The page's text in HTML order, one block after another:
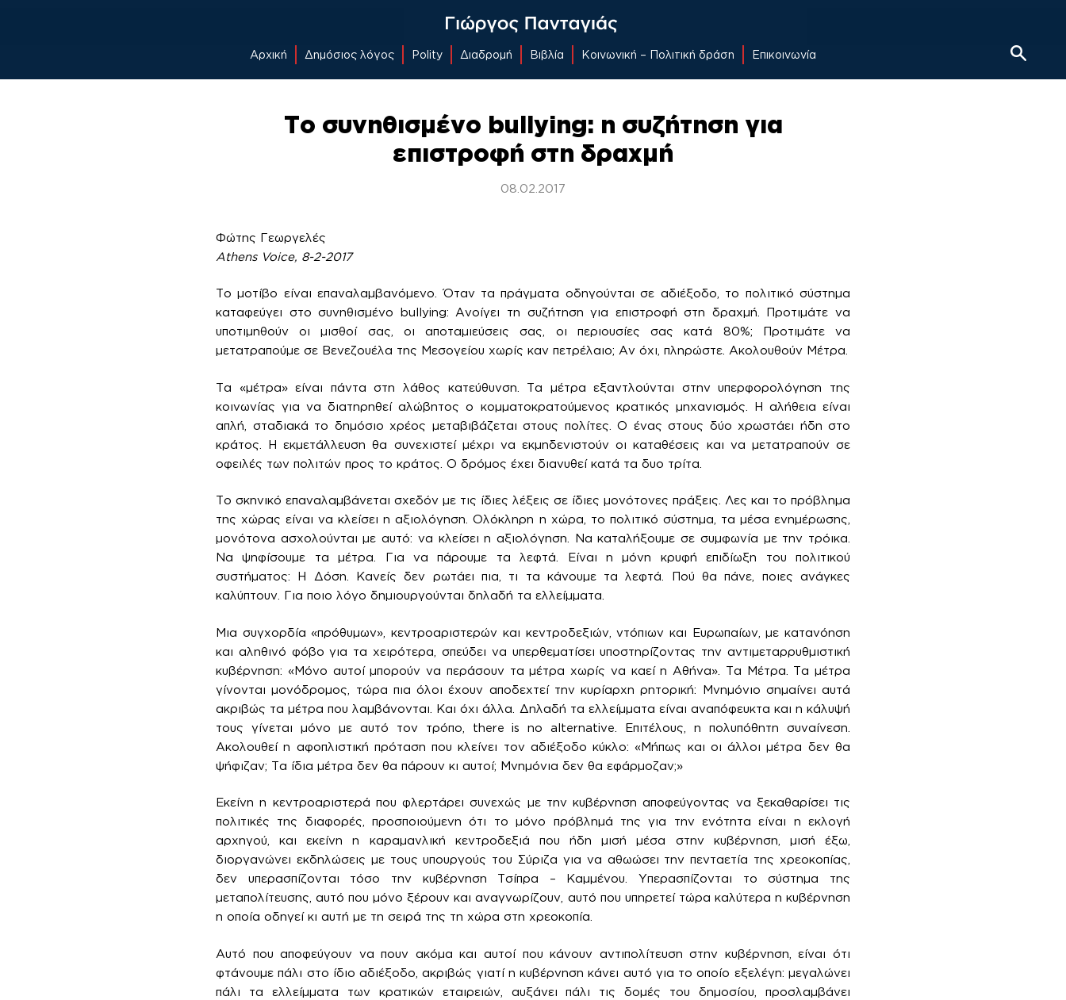
Αρχική Δημόσιος λόγος Polity Διαδρομή Βιβλία Κοινωνική – Πολιτική δράση Επικοινωνία
Το συνηθισμένο bullying: η συζήτηση για
επιστροφή στη δραχμή
08.02.2017
Φώτης Γεωργελές
Athens Voice, 8-2-2017
Το μοτίβο είναι επαναλαμβανόμενο. Όταν τα πράγματα οδηγούνται σε αδιέξοδο, το πολιτικό σύστημα
καταφεύγει στο συνηθισμένο bullying: Ανοίγει τη συζήτηση για επιστροφή στη δραχμή. Προτιμάτε να
υποτιμηθούν οι μισθοί σας, οι αποταμιεύσεις σας, οι περιουσίες σας κατά 80%; Προτιμάτε να
μετατραπούμε σε Βενεζουέλα της Μεσογείου χωρίς καν πετρέλαιο; Αν όχι, πληρώστε. Ακολουθούν Μέτρα.
Τα «μέτρα» είναι πάντα στη λάθος κατεύθυνση. Τα μέτρα εξαντλούνται στην υπερφορολόγηση της
κοινωνίας για να διατηρηθεί αλώβητος ο κομματοκρατούμενος κρατικός μηχανισμός. Η αλήθεια είναι
απλή, σταδιακά το δημόσιο χρέος μεταβιβάζεται στους πολίτες. Ο ένας στους δύο χρωστάει ήδη στο
κράτος. Η εκμετάλλευση θα συνεχιστεί μέχρι να εκμηδενιστούν οι καταθέσεις και να μετατραπούν σε
οφειλές των πολιτών προς το κράτος. Ο δρόμος έχει διανυθεί κατά τα δυο τρίτα.
Το σκηνικό επαναλαμβάνεται σχεδόν με τις ίδιες λέξεις σε ίδιες μονότονες πράξεις. Λες και το πρόβλημα
της χώρας είναι να κλείσει η αξιολόγηση. Ολόκληρη η χώρα, το πολιτικό σύστημα, τα μέσα ενημέρωσης,
μονότονα ασχολούνται με αυτό: να κλείσει η αξιολόγηση. Να καταλήξουμε σε συμφωνία με την τρόικα.
Να ψηφίσουμε τα μέτρα. Για να πάρουμε τα λεφτά. Είναι η μόνη κρυφή επιδίωξη του πολιτικού
συστήματος: Η Δόση. Κανείς δεν ρωτάει πια, τι τα κάνουμε τα λεφτά. Πού θα πάνε, ποιες ανάγκες
καλύπτουν. Για ποιο λόγο δημιουργούνται δηλαδή τα ελλείμματα.
Μια συγχορδία «πρόθυμων», κεντροαριστερών και κεντροδεξιών, ντόπιων και Ευρωπαίων, με κατανόηση
και αληθινό φόβο για τα χειρότερα, σπεύδει να υπερθεματίσει υποστηρίζοντας την αντιμεταρρυθμιστική
κυβέρνηση: «Μόνο αυτοί μπορούν να περάσουν τα μέτρα χωρίς να καεί η Αθήνα». Τα Μέτρα. Τα μέτρα
γίνονται μονόδρομος, τώρα πια όλοι έχουν αποδεχτεί την κυρίαρχη ρητορική: Μνημόνιο σημαίνει αυτά
ακριβώς τα μέτρα που λαμβάνονται. Και όχι άλλα. Δηλαδή τα ελλείμματα είναι αναπόφευκτα και η κάλυψή
τους γίνεται μόνο με αυτό τον τρόπο, there is no alternative. Επιτέλους, η πολυπόθητη συναίνεση.
Ακολουθεί η αφοπλιστική πρόταση που κλείνει τον αδιέξοδο κύκλο: «Μήπως και οι άλλοι μέτρα δεν θα
ψήφιζαν; Τα ίδια μέτρα δεν θα πάρουν κι αυτοί; Μνημόνια δεν θα εφάρμοζαν;»
Εκείνη η κεντροαριστερά που φλερτάρει συνεχώς με την κυβέρνηση αποφεύγοντας να ξεκαθαρίσει τις
πολιτικές της διαφορές, προσποιούμενη ότι το μόνο πρόβλημά της για την ενότητα είναι η εκλογή
αρχηγού, και εκείνη η καραμανλική κεντροδεξιά που ήδη μισή μέσα στην κυβέρνηση, μισή έξω,
διοργανώνει εκδηλώσεις με τους υπουργούς του Σύριζα για να αθωώσει την πενταετία της χρεοκοπίας,
δεν υπερασπίζονται τόσο την κυβέρνηση Τσίπρα – Καμμένου. Υπερασπίζονται το σύστημα της
μεταπολίτευσης, αυτό που μόνο ξέρουν και αναγνωρίζουν, αυτό που υπηρετεί τώρα καλύτερα η κυβέρνηση
η οποία οδηγεί κι αυτή με τη σειρά της τη χώρα στη χρεοκοπία.
Αυτό που αποφεύγουν να πουν ακόμα και αυτοί που κάνουν αντιπολίτευση στην κυβέρνηση, είναι ότι
φτάνουμε πάλι στο ίδιο αδιέξοδο, ακριβώς γιατί η κυβέρνηση κάνει αυτό για το οποίο εξελέγη: μεγαλώνει
πάλι τα ελλείμματα των κρατικών εταιρειών, αυξάνει πάλι τις δομές του δημοσίου, προσλαμβάνει